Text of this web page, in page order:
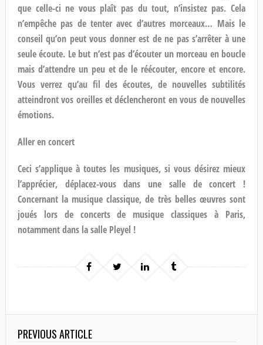
que celle-ci ne vous plaît pas du tout, n’insistez pas. Cela
n’empêche pas de tenter avec d’autres morceaux… Mais le
conseil qu’on peut vous donner est de ne pas s’arrêter à une
seule écoute. Le but n’est pas d’écouter un morceau en boucle
mais d’attendre un peu et de le réécouter, encore et encore.
Vous verrez qu’au fil des écoutes, de nouvelles subtilités
atteindront vos oreilles et déclencheront en vous de nouvelles
émotions.
Aller en concert
Ceci s’applique à toutes les musiques, si vous désirez mieux
l’apprécier, déplacez-vous dans une salle de concert !
Concernant la musique classique, de très belles œuvres sont
joués lors de concerts de musique classiques à Paris,
notamment dans la salle Pleyel !
PREVIOUS ARTICLE